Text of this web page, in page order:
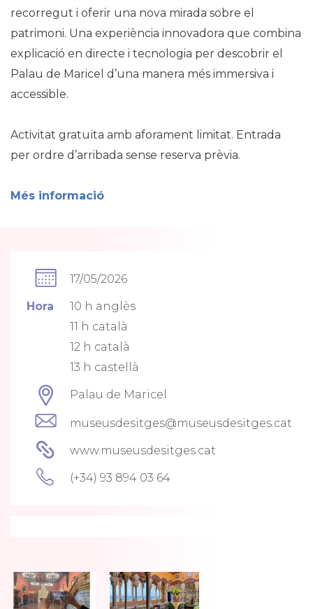
recorregut i oferir una nova mirada sobre el
patrimoni. Una experiència innovadora que combina
explicació en directe i tecnologia per descobrir el
Palau de Maricel d’una manera més immersiva i
accessible.
Activitat gratuïta amb aforament limitat. Entrada
per ordre d’arribada sense reserva prèvia.
Més informació
17/05/2026
Hora
10 h anglès
11 h català
12 h català
13 h castellà
Palau de Maricel
museusdesitges@museusdesitges.cat
www.museusdesitges.cat
(+34) 93 894 03 64